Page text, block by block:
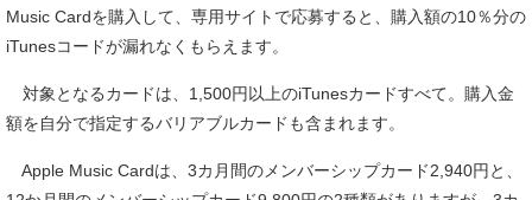
Music Cardを購入して、専用サイトで応募すると、購入額の10％分の
iTunesコードが漏れなくもらえます。
対象となるカードは、1,500円以上のiTunesカードすべて。購入金
額を自分で指定するバリアブルカードも含まれます。
Apple Music Cardは、3カ月間のメンバーシップカード2,940円と、